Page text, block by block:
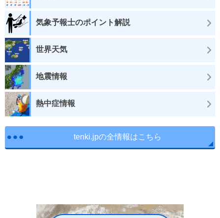
気象予報士のポイント解説
世界天気
地震情報
熱中症情報
tenki.jpの全情報はこちら